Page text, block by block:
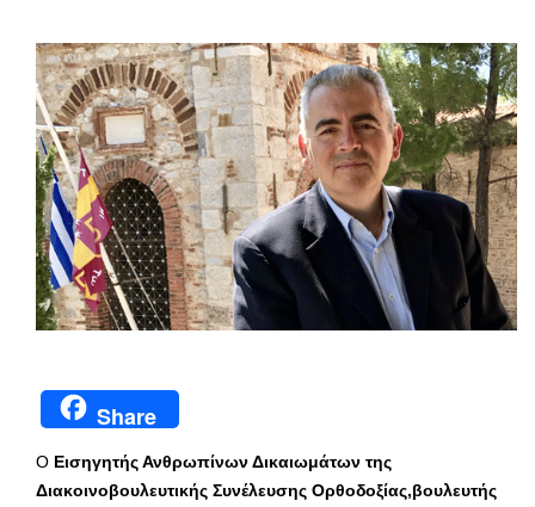
Share
Ο Εισηγητής Ανθρωπίνων Δικαιωμάτων της
Διακοινοβουλευτικής Συνέλευσης Ορθοδοξίας,βουλευτής